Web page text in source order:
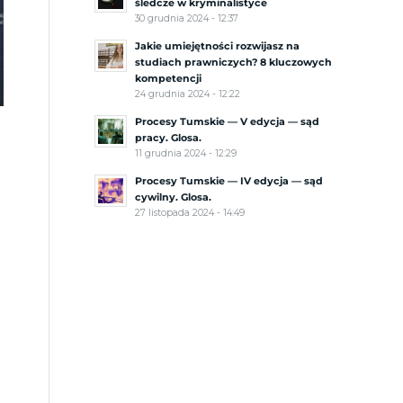
śledcze w kryminalistyce
30 grudnia 2024 - 12:37
Jakie umiejętności rozwijasz na
studiach prawniczych? 8 kluczowych
kompetencji
24 grudnia 2024 - 12:22
Procesy Tumskie — V edycja — sąd
pracy. Glosa.
11 grudnia 2024 - 12:29
Procesy Tumskie — IV edycja — sąd
cywilny. Glosa.
27 listopada 2024 - 14:49